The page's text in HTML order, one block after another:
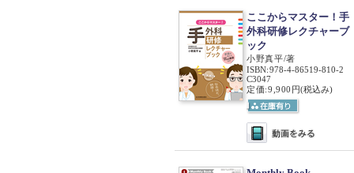
ここからマスター！手
外科研修レクチャーブ
ック
小野真平/著
ISBN:978-4-86519-810-2
C3047
定価:9,900円(税込み)